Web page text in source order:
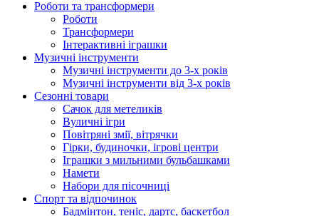
Роботи та трансформери
Роботи
Трансформери
Інтерактивні іграшки
Музичні інструменти
Музичні інструменти до 3-х років
Музичні інструменти від 3-х років
Сезонні товари
Сачок для метеликів
Вуличні ігри
Повітряні змії, вітрячки
Гірки, будиночки, ігрові центри
Іграшки з мильними бульбашками
Намети
Набори для пісочниці
Спорт та відпочинок
Бадмінтон, теніс, дартс, баскетбол